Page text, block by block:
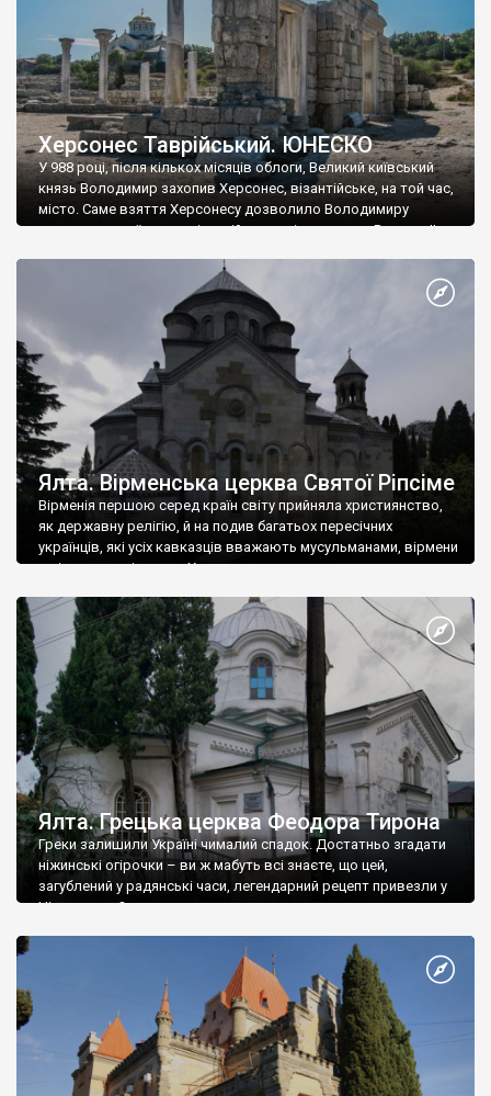
Херсонес Таврійський. ЮНЕСКО
У 988 році, після кількох місяців облоги, Великий київський
князь Володимир захопив Херсонес, візантійське, на той час,
місто. Саме взяття Херсонесу дозволило Володимиру
диктувати свої умови візантійському імператору Василю ІІ, та
Херсонесі Володимир-язичник, став Василем-християнином.
А потім було Хрещення Русі. На честь Херсонесу Таврійського
Ялта. Вірменська церква Святої Ріпсіме
Вірменія першою серед країн світу прийняла християнство,
як державну релігію, й на подив багатьох пересічних
українців, які усіх кавказців вважають мусульманами, вірмени
є відданими вірянами Христа
Ялта. Грецька церква Феодора Тирона
Греки залишили Україні чималий спадок. Достатньо згадати
ніжинські огірочки – ви ж мабуть всі знаєте, що цей,
загублений у радянські часи, легендарний рецепт привезли у
Ніжин греки?